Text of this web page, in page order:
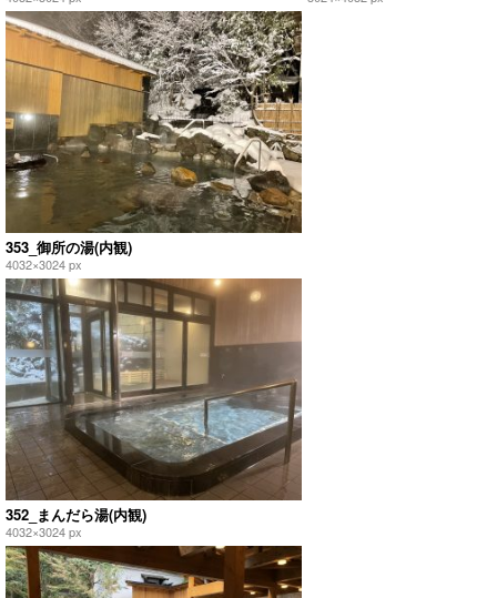
353_御所の湯(内観)
4032×3024 px
352_まんだら湯(内観)
4032×3024 px